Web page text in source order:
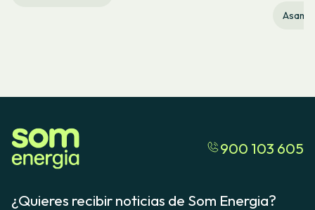
900 103 605
¿Quieres recibir noticias de Som Energia?